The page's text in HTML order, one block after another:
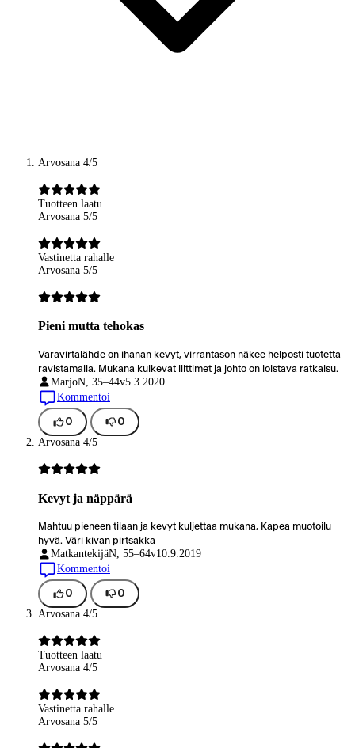
Arvosana 4/5
Tuotteen laatu
Arvosana 5/5
Vastinetta rahalle
Arvosana 5/5
Pieni mutta tehokas
Varavirtalähde on ihanan kevyt, virrantason näkee helposti tuotetta
ravistamalla. Mukana kulkevat liittimet ja johto on loistava ratkaisu.
MarjoN, 35–44v5.3.2020
Kommentoi
0 0
Arvosana 4/5
Kevyt ja näppärä
Mahtuu pieneen tilaan ja kevyt kuljettaa mukana, Kapea muotoilu
hyvä. Väri kivan pirtsakka
MatkantekijäN, 55–64v10.9.2019
Kommentoi
0 0
Arvosana 4/5
Tuotteen laatu
Arvosana 4/5
Vastinetta rahalle
Arvosana 5/5